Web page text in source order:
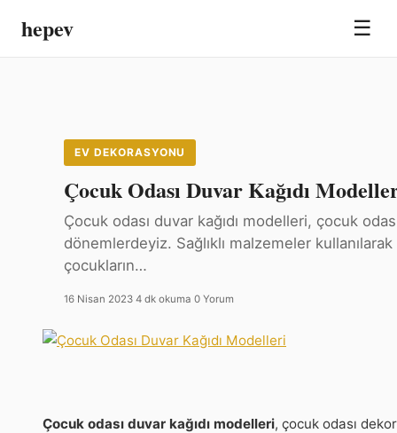
hepev ☰
EV DEKORASYONU
Çocuk Odası Duvar Kağıdı
Çocuk odası duvar kağıdı modelleri, çocuk
dönemlerdeyiz. Sağlıklı malzemeler
çocukların…
16 Nisan 2023 4 dk okuma 0 Yorum
Çocuk odası duvar kağıdı modelleri, çocuk odası